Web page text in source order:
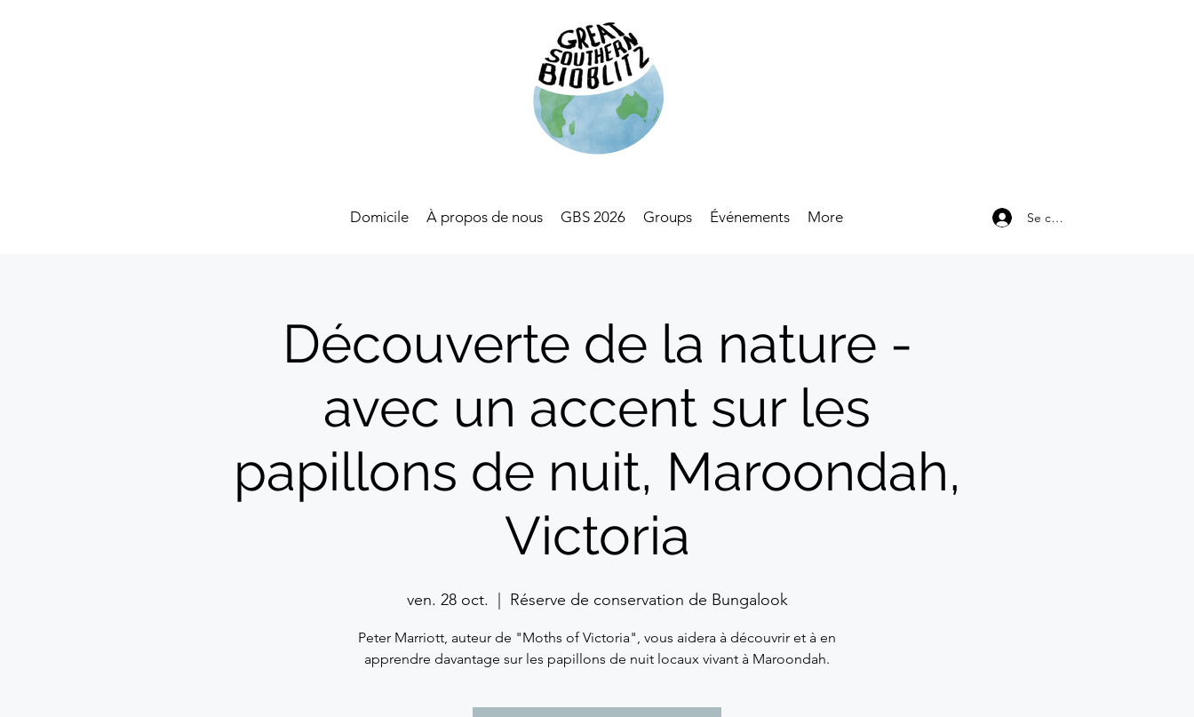
Domicile À propos de nous GBS 2026 Groups Événements More Se connecter
Découverte de la nature -
avec un accent sur les
papillons de nuit, Maroondah,
Victoria
ven. 28 oct. Réserve de conservation de Bungalook
Peter Marriott, auteur de "Moths of Victoria", vous aidera à découvrir et à en
apprendre davantage sur les papillons de nuit locaux vivant à Maroondah.